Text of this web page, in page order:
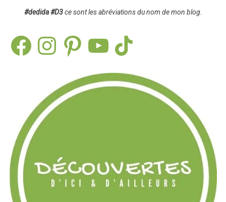
#dedida #D3ce sont les abréviations du nom de mon blog.
FacebookInstagramPinterest TikTok